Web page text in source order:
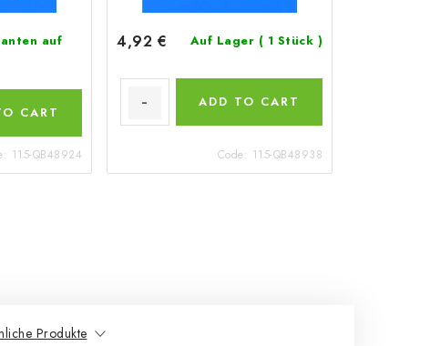
auf
CART
115-QB48924
4,92 € Auf Lager ( 1 Stück )
ADD TO CART
Code: 115-QB48938
Produkte